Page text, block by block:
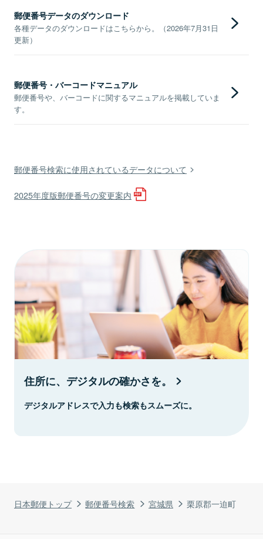
日本郵便トップ 郵便番号検索 宮城県 栗原郡一迫町
郵便番号データのダウンロード
各種データのダウンロードはこちらから。（2026年7月31日
更新）
郵便番号・バーコードマニュアル
郵便番号や、バーコードに関するマニュアルを掲載していま
す。
郵便番号検索に使用されているデータについて
2025年度版郵便番号の変更案内
住所に、デジタルの確かさを。
デジタルアドレスで入力も検索もスムーズに。